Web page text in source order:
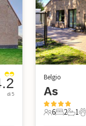
di 5
Belgio
As
6 Ospiti
6
2
2
1
1